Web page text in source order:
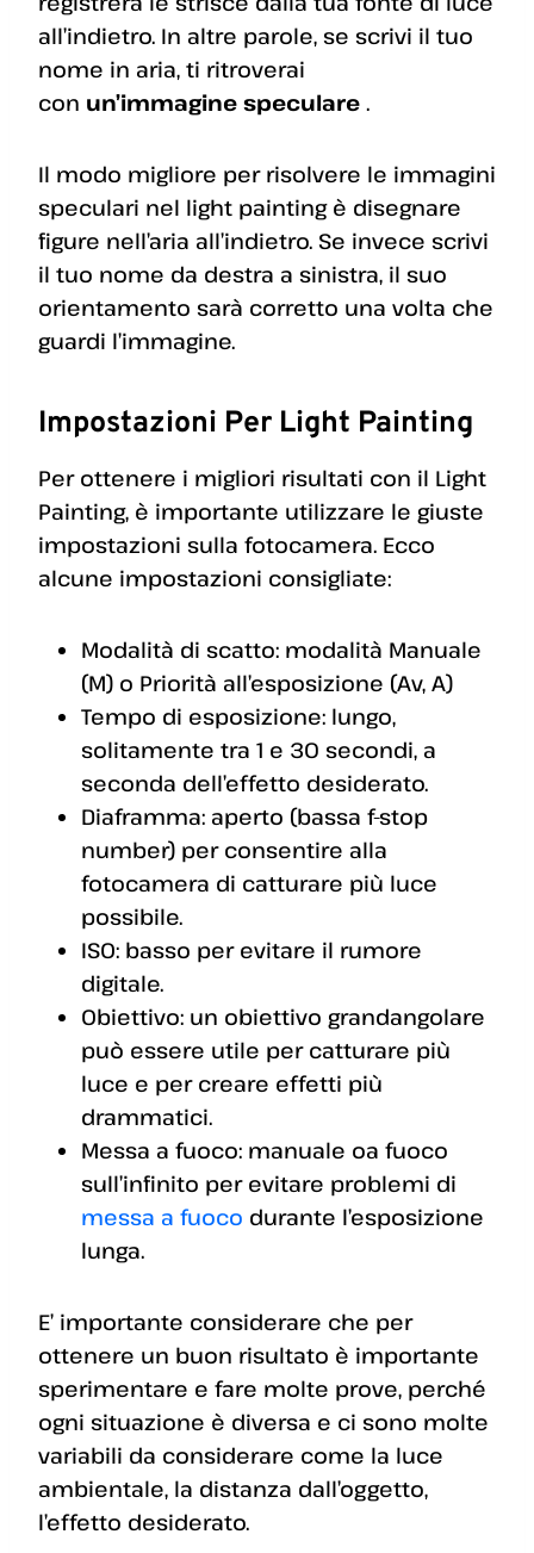
all’indietro. In altre parole, se scrivi il tuo
nome in aria, ti ritroverai
con un’immagine speculare .
Il modo migliore per risolvere le immagini
speculari nel light painting è disegnare
figure nell’aria all’indietro. Se invece scrivi
il tuo nome da destra a sinistra, il suo
orientamento sarà corretto una volta che
guardi l’immagine.
Impostazioni Per Light Painting
Per ottenere i migliori risultati con il Light
Painting, è importante utilizzare le giuste
impostazioni sulla fotocamera. Ecco
alcune impostazioni consigliate:
Modalità di scatto: modalità Manuale
(M) o Priorità all’esposizione (Av, A)
Tempo di esposizione: lungo,
solitamente tra 1 e 30 secondi, a
seconda dell’effetto desiderato.
Diaframma: aperto (bassa f-stop
number) per consentire alla
fotocamera di catturare più luce
possibile.
ISO: basso per evitare il rumore
digitale.
Obiettivo: un obiettivo grandangolare
può essere utile per catturare più
luce e per creare effetti più
drammatici.
Messa a fuoco: manuale oa fuoco
sull’infinito per evitare problemi di
messa a fuoco durante l’esposizione
lunga.
E’ importante considerare che per
ottenere un buon risultato è importante
sperimentare e fare molte prove, perché
ogni situazione è diversa e ci sono molte
variabili da considerare come la luce
ambientale, la distanza dall’oggetto,
l’effetto desiderato.